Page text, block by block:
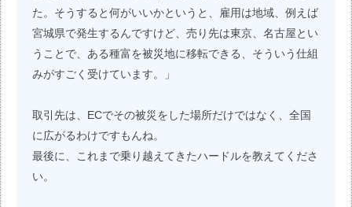
た。そうすると何がいいかというと、雇用は地域、例えば
宮城県で発生するんですけど、売り先は東京、名古屋とい
うことで、ある種富を被災地に移転できる、そういう仕組
みがすごく受けています。」
取引先は、ECでその被災をした場所だけではなく、全国
に広がるわけですもんね。
最後に、これまで乗り越えてきたハードルを教えてくださ
い。